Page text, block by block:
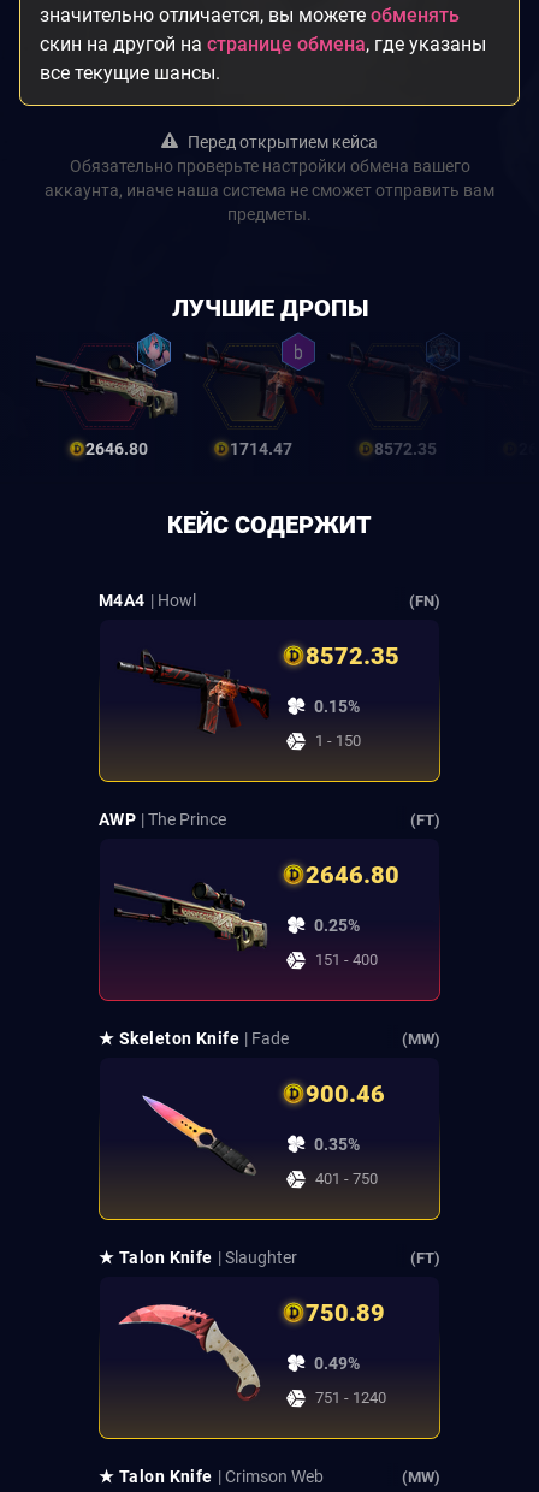
значительно отличается, вы можете обменять
скин на другой на странице обмена, где указаны
все текущие шансы.
Перед открытием кейса
Обязательно проверьте настройки обмена вашего
аккаунта, иначе наша система не сможет отправить вам
предметы.
ЛУЧШИЕ ДРОПЫ
2646.80 1714.47 8572.35
КЕЙС СОДЕРЖИТ
M4A4 | Howl (FN)
8572.35
0.15%
1 - 150
AWP | The Prince (FT)
2646.80
0.25%
151 - 400
★ Skeleton Knife | Fade (MW)
900.46
0.35%
401 - 750
★ Talon Knife | Slaughter (FT)
750.89
0.49%
751 - 1240
★ Talon Knife | Crimson Web (MW)